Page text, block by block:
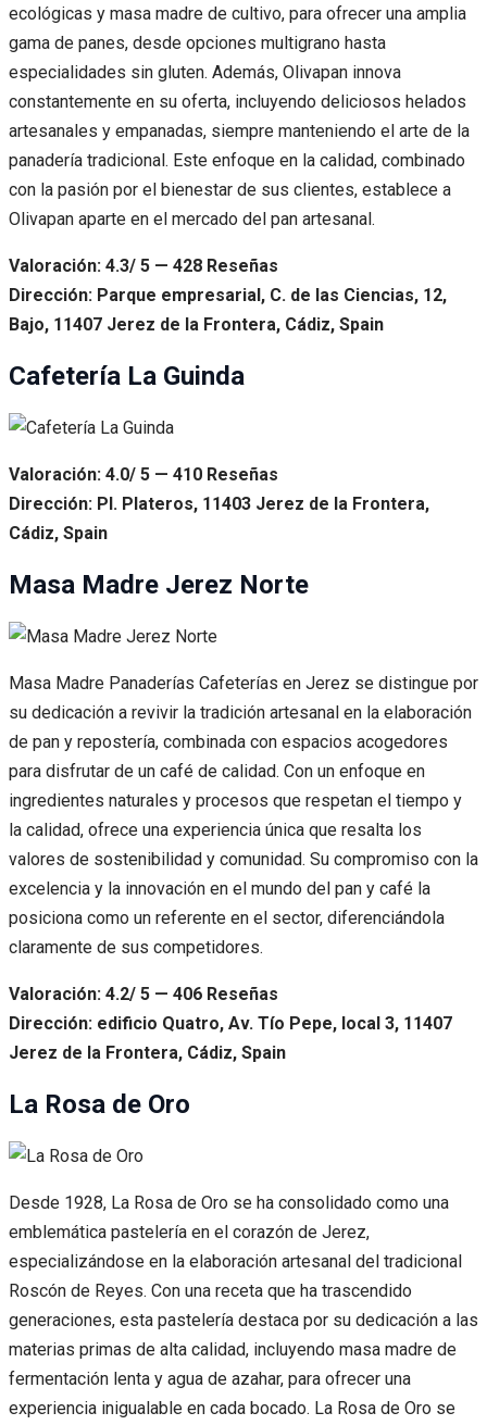
ecológicas y masa madre de cultivo, para ofrecer una amplia
gama de panes, desde opciones multigrano hasta
especialidades sin gluten. Además, Olivapan innova
constantemente en su oferta, incluyendo deliciosos helados
artesanales y empanadas, siempre manteniendo el arte de la
panadería tradicional. Este enfoque en la calidad, combinado
con la pasión por el bienestar de sus clientes, establece a
Olivapan aparte en el mercado del pan artesanal.
Valoración: 4.3/ 5 — 428 Reseñas
Dirección: Parque empresarial, C. de las Ciencias, 12,
Bajo, 11407 Jerez de la Frontera, Cádiz, Spain
Cafetería La Guinda
Valoración: 4.0/ 5 — 410 Reseñas
Dirección: Pl. Plateros, 11403 Jerez de la Frontera,
Cádiz, Spain
Masa Madre Jerez Norte
Masa Madre Panaderías Cafeterías en Jerez se distingue por
su dedicación a revivir la tradición artesanal en la elaboración
de pan y repostería, combinada con espacios acogedores
para disfrutar de un café de calidad. Con un enfoque en
ingredientes naturales y procesos que respetan el tiempo y
la calidad, ofrece una experiencia única que resalta los
valores de sostenibilidad y comunidad. Su compromiso con la
excelencia y la innovación en el mundo del pan y café la
posiciona como un referente en el sector, diferenciándola
claramente de sus competidores.
Valoración: 4.2/ 5 — 406 Reseñas
Dirección: edificio Quatro, Av. Tío Pepe, local 3, 11407
Jerez de la Frontera, Cádiz, Spain
La Rosa de Oro
Desde 1928, La Rosa de Oro se ha consolidado como una
emblemática pastelería en el corazón de Jerez,
especializándose en la elaboración artesanal del tradicional
Roscón de Reyes. Con una receta que ha trascendido
generaciones, esta pastelería destaca por su dedicación a las
materias primas de alta calidad, incluyendo masa madre de
fermentación lenta y agua de azahar, para ofrecer una
experiencia inigualable en cada bocado. La Rosa de Oro se